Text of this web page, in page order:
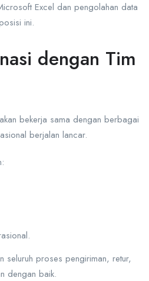
Excel dan pengolahan data
ini.
dengan Tim
bekerja sama dengan berbagai
berjalan lancar.
seluruh proses pengiriman, retur,
dengan baik.